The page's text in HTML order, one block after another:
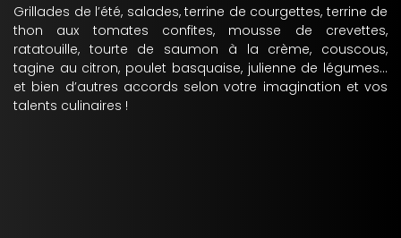
Grillades de l’été, salades, terrine de courgettes, terrine de
thon aux tomates confites, mousse de crevettes,
ratatouille, tourte de saumon à la crème, couscous,
tagine au citron, poulet basquaise, julienne de légumes...
et bien d’autres accords selon votre imagination et vos
talents culinaires !